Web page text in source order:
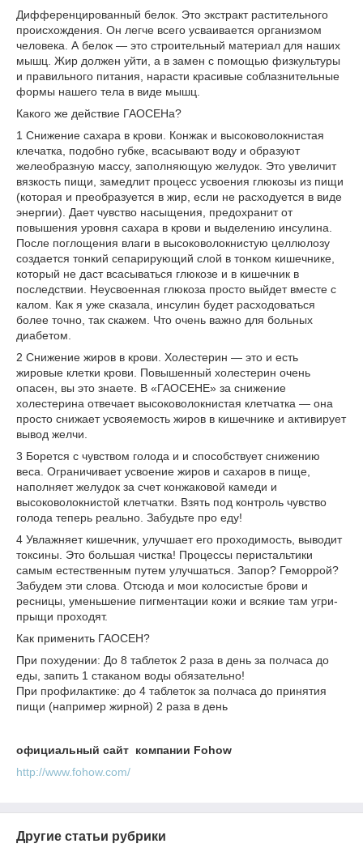
Дифференцированный белок. Это экстракт растительного
происхождения. Он легче всего усваивается организмом
человека. А белок — это строительный материал для наших
мышц. Жир должен уйти, а в замен с помощью физкультуры
и правильного питания, нарасти красивые соблазнительные
формы нашего тела в виде мышц.
Какого же действие ГАОСЕНа?
1 Снижение сахара в крови. Конжак и высоковолокнистая
клечатка, подобно губке, всасывают воду и образуют
желеобразную массу, заполняющую желудок. Это увеличит
вязкость пищи, замедлит процесс усвоения глюкозы из пищи
(которая и преобразуется в жир, если не расходуется в виде
энергии). Дает чувство насыщения, предохранит от
повышения уровня сахара в крови и выделению инсулина.
После поглощения влаги в высоковолокнистую целлюлозу
создается тонкий сепарирующий слой в тонком кишечнике,
который не даст всасываться глюкозе и в кишечник в
последствии. Неусвоенная глюкоза просто выйдет вместе с
калом. Как я уже сказала, инсулин будет расходоваться
более точно, так скажем. Что очень важно для больных
диабетом.
2 Снижение жиров в крови. Холестерин — это и есть
жировые клетки крови. Повышенный холестерин очень
опасен, вы это знаете. В «ГАОСЕНЕ» за снижение
холестерина отвечает высоковолокнистая клетчатка — она
просто снижает усвояемость жиров в кишечнике и активирует
вывод желчи.
3 Борется с чувством голода и и способствует снижению
веса. Ограничивает усвоение жиров и сахаров в пище,
наполняет желудок за счет конжаковой камеди и
высоковолокнистой клетчатки. Взять под контроль чувство
голода теперь реально. Забудьте про еду!
4 Увлажняет кишечник, улучшает его проходимость, выводит
токсины. Это большая чистка! Процессы перистальтики
самым естественным путем улучшаться. Запор? Геморрой?
Забудем эти слова. Отсюда и мои колосистые брови и
ресницы, уменьшение пигментации кожи и всякие там угри-
прыщи проходят.
Как применить ГАОСЕН?
При похудении: До 8 таблеток 2 раза в день за полчаса до
еды, запить 1 стаканом воды обязательно!
При профилактике: до 4 таблеток за полчаса до принятия
пищи (например жирной) 2 раза в день
официальный сайт компании Fohow
http://www.fohow.com/
Другие статьи рубрики